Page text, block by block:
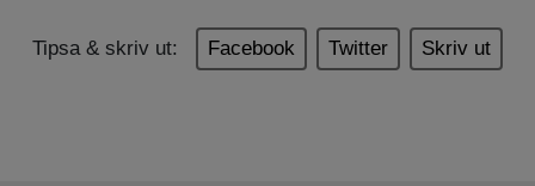
Tipsa & skriv ut: Facebook Twitter Skriv ut